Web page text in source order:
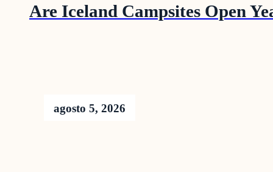
Are Iceland Campsites Open
agosto 5, 2026